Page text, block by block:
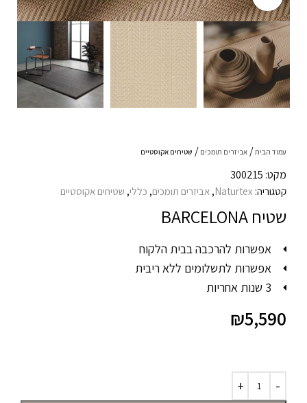
עמוד הבית אביזרים תומכים שטיחים אקוסטיים
מקט: 300215
קטגוריה: Naturtex
, אביזרים תומכים, כללי, שטיחים אקוסטיים
שטיח BARCELONA
אפשרות להרכבה בבית הלקוח
אפשרות לתשלומים ללא ריבית
3 שנות אחריות
₪5,590